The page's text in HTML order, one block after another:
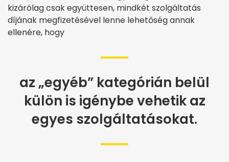
kizárólag csak együttesen, mindkét szolgáltatás
díjának megfizetésével lenne lehetőség annak
ellenére, hogy
az „egyéb” kategórián belül
külön is igénybe vehetik az
egyes szolgáltatásokat.